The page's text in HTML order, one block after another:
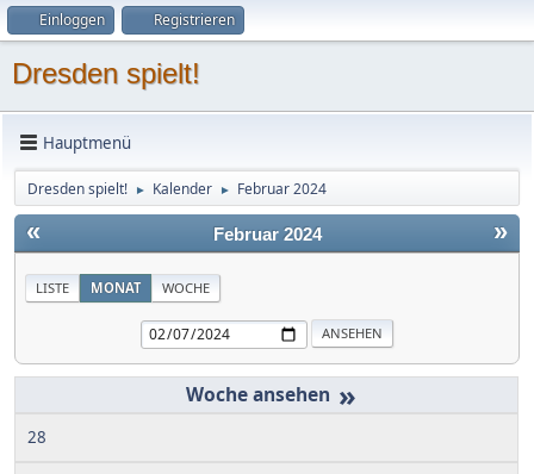
Einloggen Registrieren
Dresden spielt!
Hauptmenü
Dresden spielt! ► Kalender ► Februar 2024
« »
Februar 2024
LISTE MONAT WOCHE
»
28